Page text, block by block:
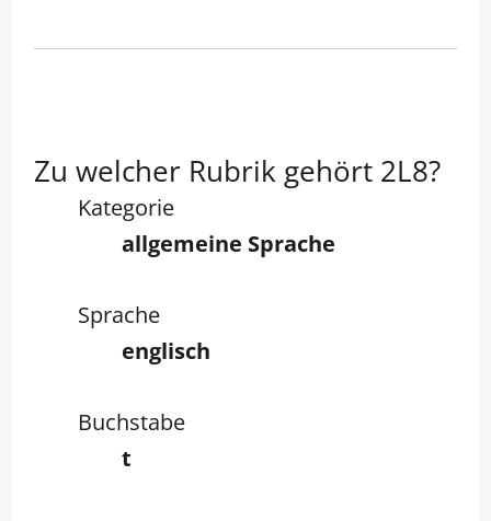
Zu welcher Rubrik gehört 2L8?
Kategorie
allgemeine Sprache
Sprache
englisch
Buchstabe
t